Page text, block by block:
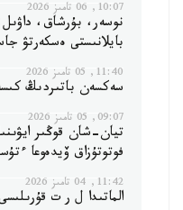
10:07, 06 تامىز 2026
بايلانىستى ەسكەرتۋ
11:40, 05 تامىز 2026
سەكسەن باتىردىڭ
09:07, 05 تامىز 2026
تيان-شان قوڭىر
فوتوتۇزاق ۆيدەوعا
11:42, 04 تامىز 2026
الماتىدا ل ر ت